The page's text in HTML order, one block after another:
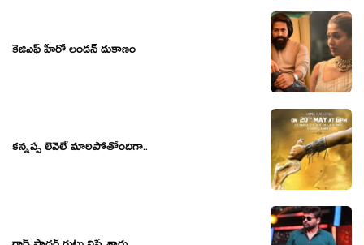
కెజిఎఫ్ హీరో లండన్ దుకాణం
కన్నప్ప లెవెలే మారిపోతోందిగా..